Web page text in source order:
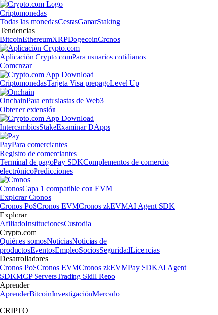
Criptomonedas
Todas las monedasCestasGanarStaking
Tendencias
BitcoinEthereumXRPDogecoinCronos
Aplicación Crypto.comPara usuarios cotidianos
Comenzar
CriptomonedasTarjeta Visa prepagoLevel Up
OnchainPara entusiastas de Web3
Obtener extensión
IntercambiosStakeExaminar DApps
PayPara comerciantes
Registro de comerciantes
Terminal de pagoPay SDKComplementos de comercio
electrónicoPredicciones
CronosCapa 1 compatible con EVM
Explorar Cronos
Cronos PoSCronos EVMCronos zkEVMAI Agent SDK
Explorar
AfiliadoInstitucionesCustodia
Crypto.com
Quiénes somosNoticiasNoticias de
productosEventosEmpleoSociosSeguridadLicencias
Desarrolladores
Cronos PoSCronos EVMCronos zkEVMPay SDKAI Agent
SDKMCP ServersTrading Skill Repo
Aprender
AprenderBitcoinInvestigaciónMercado
CRIPTO